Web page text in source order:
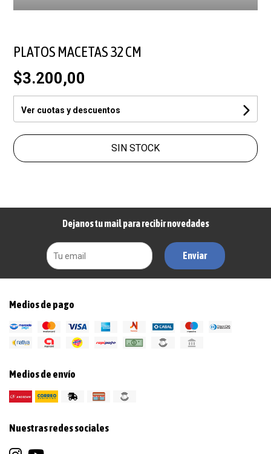
PLATOS MACETAS 32 CM
$3.200,00
Ver cuotas y descuentos
SIN STOCK
Dejanos tu mail para recibir novedades
Enviar
Medios de pago
Medios de envío
Nuestras redes sociales